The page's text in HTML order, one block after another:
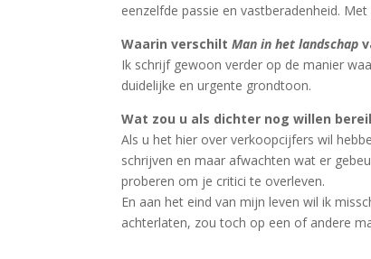
eenzelfde passie en vastberadenheid.
Waarin verschiltMan in het landschap
Ik schrijf gewoon verder op de manier
duidelijke en urgente grondtoon.
Wat zou u als dichter nog willen
Als u het hier over verkoopcijfers wil
schrijven en maar afwachten wat er
proberen om je critici te overleven.
En aan het eind van mijn leven wil ik
achterlaten, zou toch op een of andere